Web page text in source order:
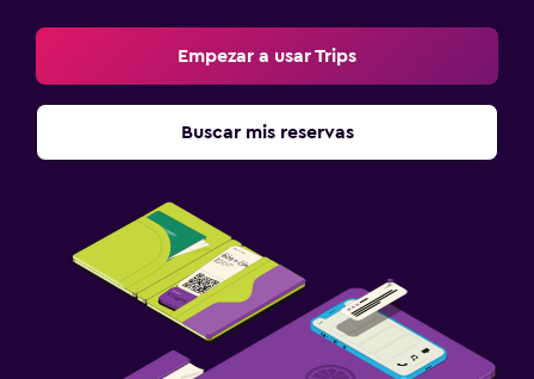
Empezar a usar Trips
Buscar mis reservas